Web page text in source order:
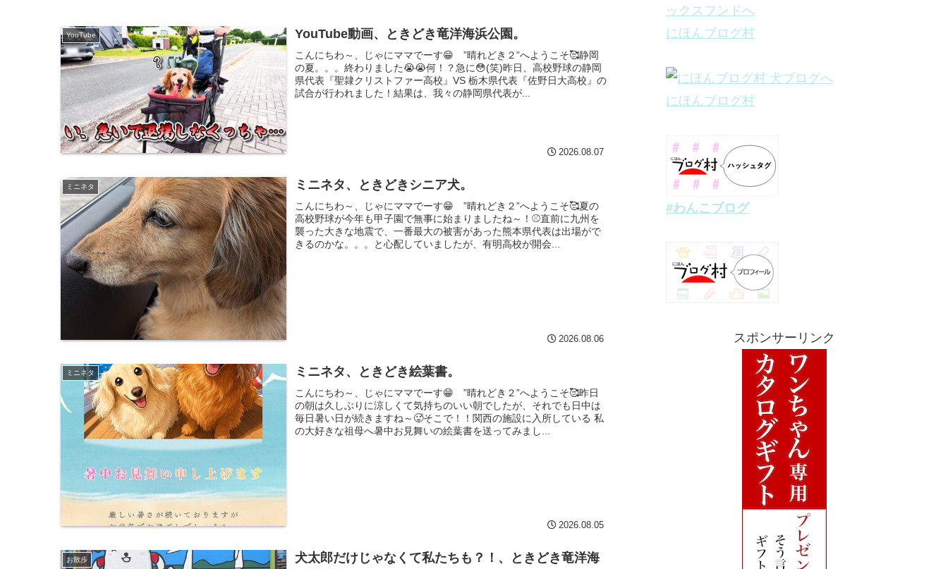
YouTube YouTube動画、ときどき竜洋海浜公園。
こんにちわ～、じゃにママでーす😁 ”晴れどき２”へようこそ🥰静岡
の夏。。。終わりました😭😭何！？急に😳(笑)昨日、高校野球の静岡
県代表『聖隷クリストファー高校』VS 栃木県代表『佐野日大高校』の
試合が行われました！結果は、我々の静岡県代表が...
2026.08.07
ミニネタ ミニネタ、ときどきシニア犬。
こんにちわ～、じゃにママでーす😁 ”晴れどき２”へようこそ🥰夏の
高校野球が今年も甲子園で無事に始まりましたね～！⚾直前に九州を
襲った大きな地震で、一番最大の被害があった熊本県代表は出場がで
きるのかな。。。と心配していましたが、有明高校が開会...
2026.08.06
ミニネタ ミニネタ、ときどき絵葉書。
こんにちわ～、じゃにママでーす😁 ”晴れどき２”へようこそ🥰昨日
の朝は久しぶりに涼しくて気持ちのいい朝でしたが、それでも日中は
毎日暑い日が続きますね～🥵そこで！！関西の施設に入所している 私
の大好きな祖母へ暑中お見舞いの絵葉書を送ってみまし...
2026.08.05
お散歩
犬太郎だけじゃなくて私たちも？！、ときどき竜洋海
にほんブログ村
にほんブログ村
#わんこブログ
スポンサーリンク